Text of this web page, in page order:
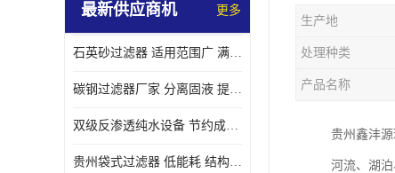
最新供应商机 更多
石英砂过滤器 适用范围广 满足不同的需求
碳钢过滤器厂家 分离固液 提高过滤效率
双级反渗透纯水设备 节约成本 提供高纯度水
贵州袋式过滤器 低能耗 结构简单
生产地
处理种类
产品名称
贵州鑫沣
河流、湖